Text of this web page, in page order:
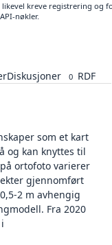
kreve registrering og
nøkler.
Diskusjoner 0 RDF
som et kart
og kan knyttes til
ortofoto varierer
gjennomført
2 m avhengig
Fra 2020